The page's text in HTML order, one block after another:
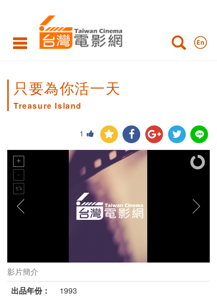
只要為你活一天
Treasure Island
1
只要為你活一天劇照
影片簡介
出品年份：
1993